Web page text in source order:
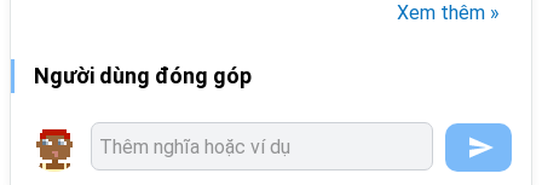
Xem thêm »
Người dùng đóng góp